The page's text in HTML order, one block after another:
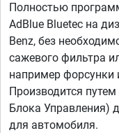
Полностью
AdBlue Bluetec на
Benz, без
сажевого фильтра
например форсунки
Производится
Блока Управления)
для автомобиля.